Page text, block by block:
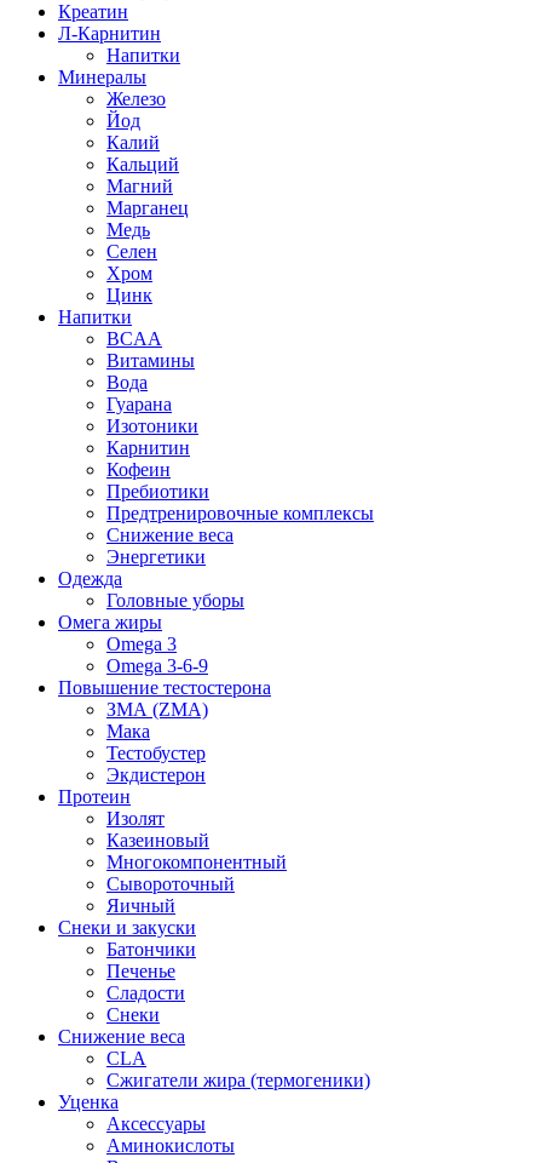
Креатин
Л-Карнитин
Напитки
Минералы
Железо
Йод
Калий
Кальций
Магний
Марганец
Медь
Селен
Хром
Цинк
Напитки
BCAA
Витамины
Вода
Гуарана
Изотоники
Карнитин
Кофеин
Пребиотики
Предтренировочные комплексы
Снижение веса
Энергетики
Одежда
Головные уборы
Омега жиры
Omega 3
Omega 3-6-9
Повышение тестостерона
ЗМА (ZMA)
Мака
Тестобустер
Экдистерон
Протеин
Изолят
Казеиновый
Многокомпонентный
Сывороточный
Яичный
Снеки и закуски
Батончики
Печенье
Сладости
Снеки
Снижение веса
CLA
Сжигатели жира (термогеники)
Уценка
Аксессуары
Аминокислоты